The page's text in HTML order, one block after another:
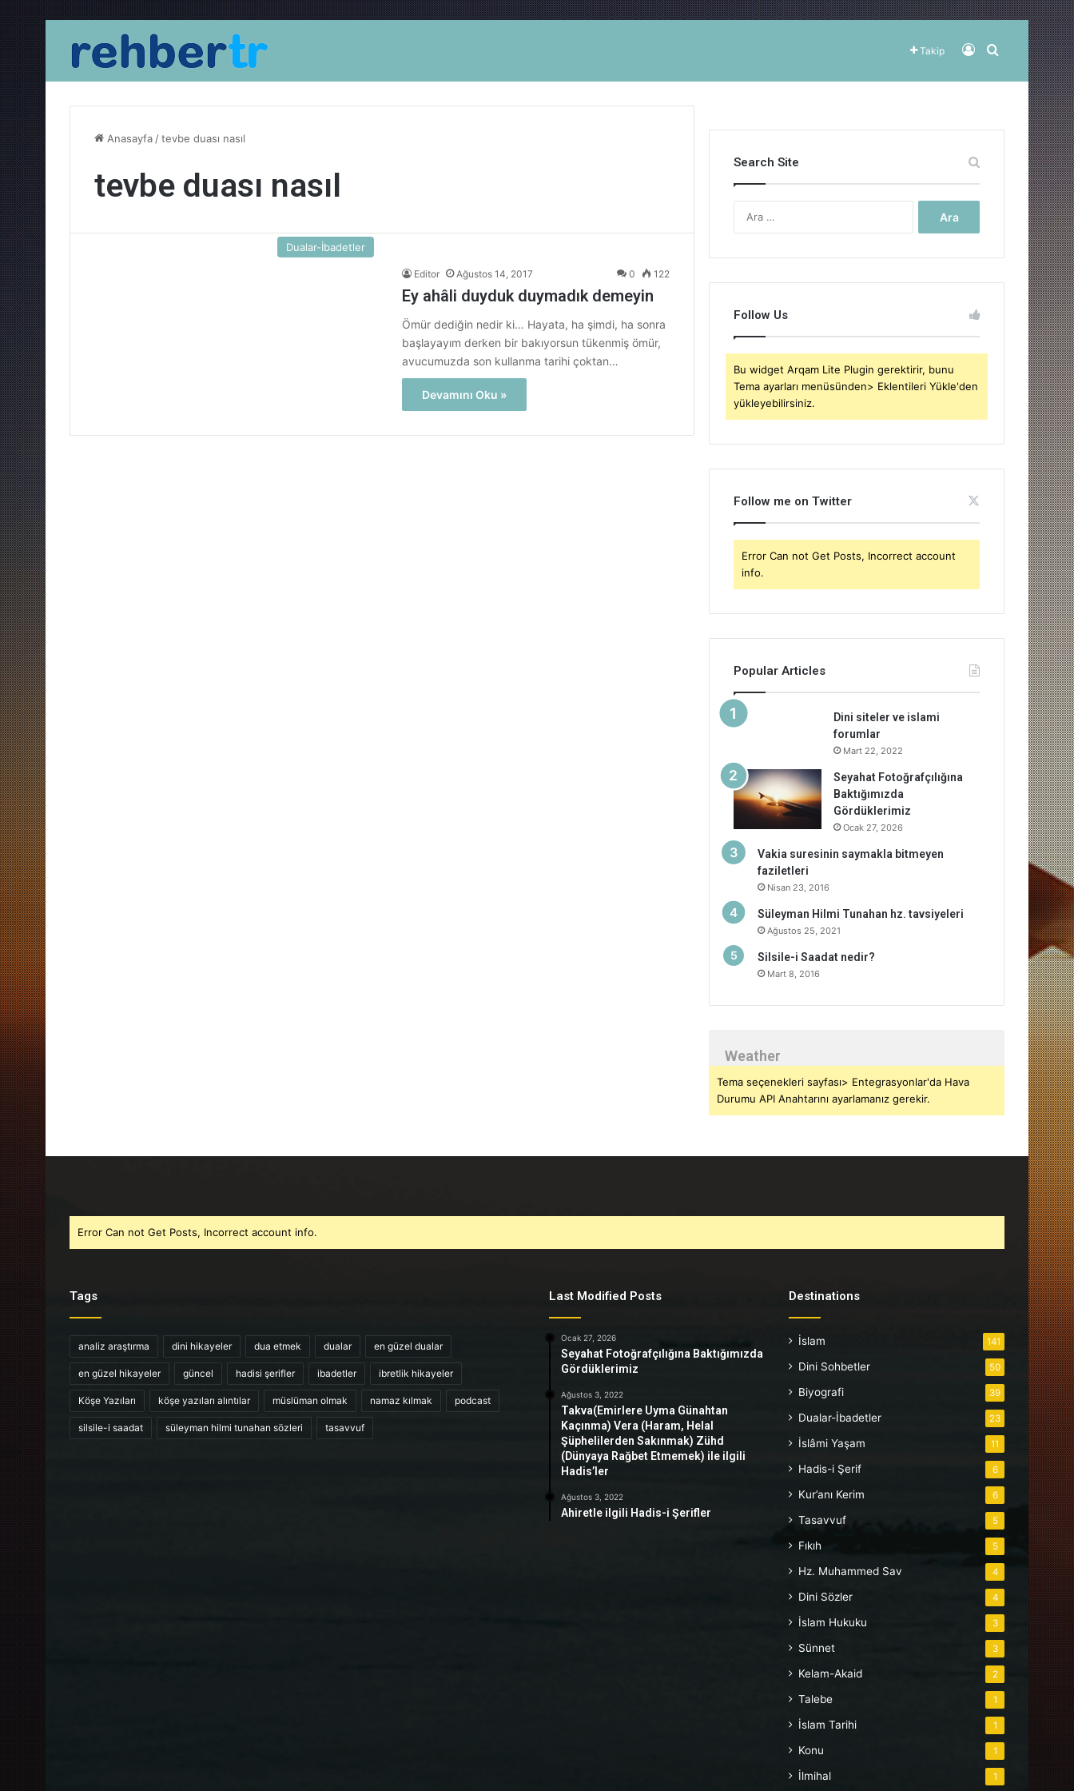
Takip Kayıt OlArama yap
Anasayfa /tevbe duası nasıl
tevbe duası nasıl
Dualar-İbadetler
Editor Ağustos 14, 2017 0 122
Ey ahâli duyduk duymadık demeyin
Ömür dediğin nedir ki… Hayata, ha şimdi, ha sonra
başlayayım derken bir bakıyorsun tükenmiş ömür,
avucumuzda son kullanma tarihi çoktan…
Devamını Oku »
Search Site
Follow Us
Bu widget Arqam Lite Plugin gerektirir, bunu
Tema ayarları menüsünden> Eklentileri Yükle'den
yükleyebilirsiniz.
Follow me on Twitter
Error Can not Get Posts, Incorrect account
info.
Popular Articles
Dini siteler ve islami
forumlar
Mart 22, 2022
Seyahat Fotoğrafçılığına
Baktığımızda
Gördüklerimiz
Ocak 27, 2026
Vakia suresinin saymakla bitmeyen
faziletleri
Nisan 23, 2016
Süleyman Hilmi Tunahan hz. tavsiyeleri
Ağustos 25, 2021
Silsile-i Saadat nedir?
Mart 8, 2016
Weather
Tema seçenekleri sayfası> Entegrasyonlar'da Hava
Durumu API Anahtarını ayarlamanız gerekir.
Error Can not Get Posts, Incorrect account info.
Tags
analiz araştırma dini hikayeler dua etmek dualar en güzel dualar
en güzel hikayeler güncel hadisi şerifler ibadetler ibretlik hikayeler
Köşe Yazıları köşe yazıları alıntılar müslüman olmak namaz kılmak podcast
silsile-i saadat süleyman hilmi tunahan sözleri tasavvuf
Last Modified Posts
Ocak 27, 2026
Seyahat Fotoğrafçılığına Baktığımızda
Gördüklerimiz
Ağustos 3, 2022
Takva(Emirlere Uyma Günahtan
Kaçınma) Vera (Haram, Helal
Şüphelilerden Sakınmak) Zühd
(Dünyaya Rağbet Etmemek) ile ilgili
Hadis’ler
Ağustos 3, 2022
Ahiretle ilgili Hadis-i Şerifler
Destinations
İslam 141
Dini Sohbetler 50
Biyografi 39
Dualar-İbadetler 23
İslâmi Yaşam 11
Hadis-i Şerif 6
Kur’anı Kerim 6
Tasavvuf 5
Fıkıh 5
Hz. Muhammed Sav 4
Dini Sözler 4
İslam Hukuku 3
Sünnet 3
Kelam-Akaid 2
Talebe 1
İslam Tarihi 1
Konu 1
İlmihal 1